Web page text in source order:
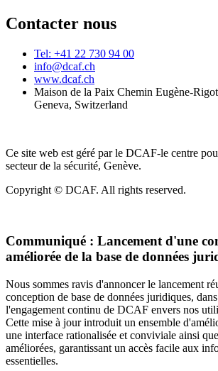
Contacter nous
Tel: +41 22 730 94 00
info@dcaf.ch
www.dcaf.ch
Maison de la Paix Chemin Eugène-
Geneva, Switzerland
Ce site web est géré par le DCAF-le centre
secteur de la sécurité, Genève.
Copyright © DCAF. All rights reserved.
Communiqué : Lancement d'une
améliorée de la base de données
Nous sommes ravis d'annoncer le lancement
conception de base de données juridiques,
l'engagement continu de DCAF envers nos
Cette mise à jour introduit un ensemble
une interface rationalisée et conviviale ainsi
améliorées, garantissant un accès facile aux
essentielles.